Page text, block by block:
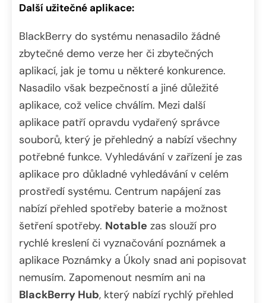
Další užitečné aplikace:
BlackBerry do systému nenasadilo žádné
zbytečné demo verze her či zbytečných
aplikací, jak je tomu u některé konkurence.
Nasadilo však bezpečností a jiné důležité
aplikace, což velice chválím. Mezi další
aplikace patří opravdu vydařený správce
souborů, který je přehledný a nabízí všechny
potřebné funkce. Vyhledávání v zařízení je zas
aplikace pro důkladné vyhledávání v celém
prostředí systému. Centrum napájení zas
nabízí přehled spotřeby baterie a možnost
šetření spotřeby. Notable zas slouží pro
rychlé kreslení či vyznačování poznámek a
aplikace Poznámky a Úkoly snad ani popisovat
nemusím. Zapomenout nesmím ani na
BlackBerry Hub, který nabízí rychlý přehled